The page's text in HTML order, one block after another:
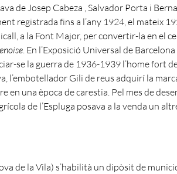
de Josep Cabeza , Salvador Porta i
registrada fins a l’any 1924, el mateix
a la Font Major, per convertir-la en el
. En l’Exposició Universal de
se la guerra de 1936-1939 l’home fort
l’embotellador Gili de reus adquirí la
en una època de carestia. Pel mes de
de l’Espluga posava a la venda un
de la Vila) s’habilità un dipòsit de